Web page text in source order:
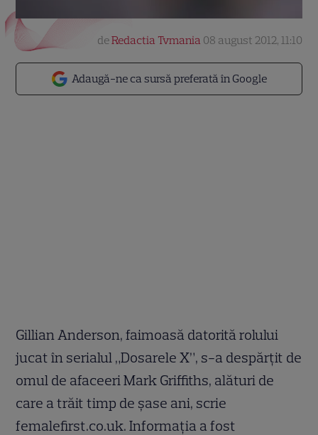
Adaugă-ne ca sursă preferată în Google
deRedactia Tvmania 08 august 2012, 11:10
Gillian Anderson, faimoasă datorită rolului
jucat în serialul „Dosarele X”, s-a despărțit de
omul de afaceeri Mark Griffiths, alături de
care a trăit timp de șase ani, scrie
femalefirst.co.uk. Informația a fost